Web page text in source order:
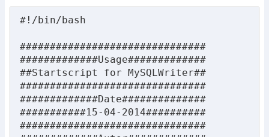
#!/bin/bash
###############################
#############Usage#############
##Startscript for MySQLWriter##
###############################
#############Date##############
###########15-04-2014##########
###############################